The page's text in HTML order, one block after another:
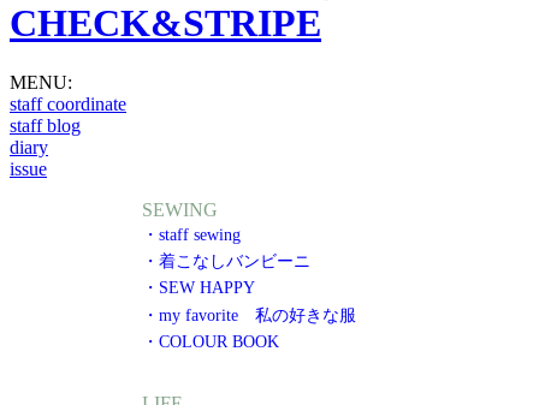
MENU:
staff coordinate
staff blog
diary
issue
SEWING
・staff sewing
・着こなしバンビーニ
・SEW HAPPY
・my favorite 私の好きな服
・COLOUR BOOK